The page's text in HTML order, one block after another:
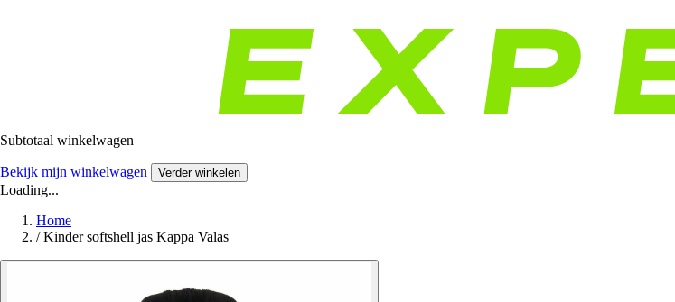
Subtotaal winkelwagen
Bekijk mijn winkelwagen Verder winkelen
Loading...
Home
/ Kinder softshell jas Kappa Valas